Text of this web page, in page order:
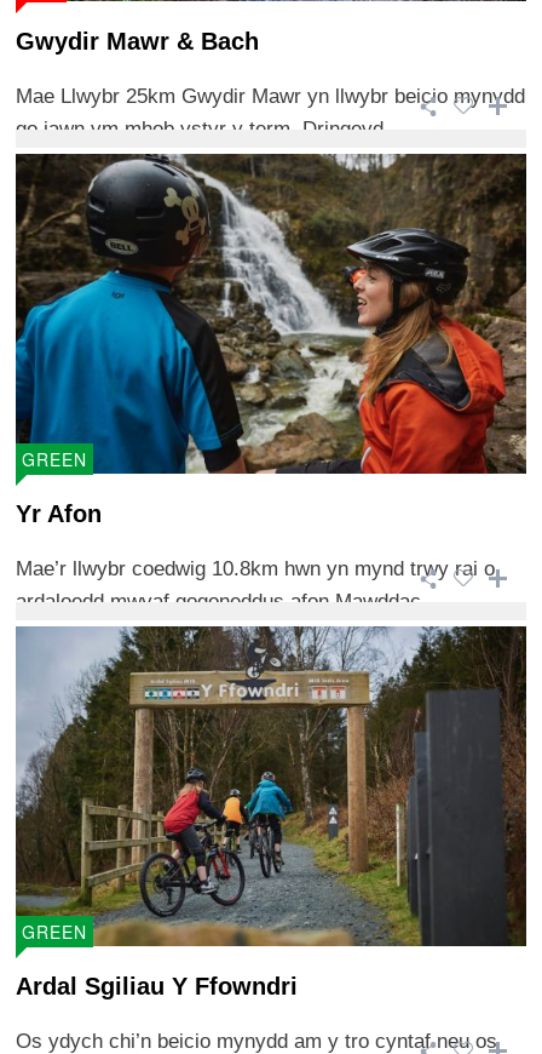
Gwydir Mawr & Bach
Mae Llwybr 25km Gwydir Mawr yn llwybr beicio mynydd
go iawn ym mhob ystyr y term. Dringeyd ...
GREEN
Yr Afon
Mae’r llwybr coedwig 10.8km hwn yn mynd trwy rai o
ardaloedd mwyaf gogoneddus afon Mawddac ...
GREEN
Ardal Sgiliau Y Ffowndri
Os ydych chi’n beicio mynydd am y tro cyntaf neu os